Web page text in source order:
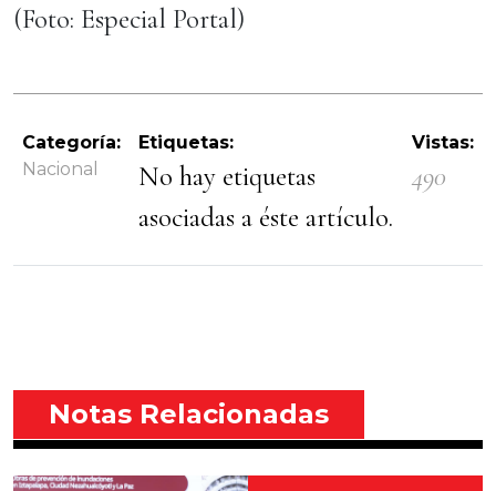
(Foto: Especial Portal)
Categoría:
Nacional
Etiquetas:
No hay etiquetas
asociadas a éste artículo.
Vistas:
490
Notas Relacionadas